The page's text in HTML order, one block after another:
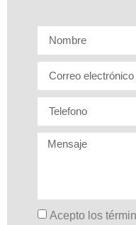
Acepto los